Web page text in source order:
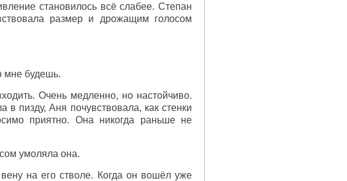
становилось всё слабее. Степан
размер и дрожащим голосом
мне будешь.
Очень медленно, но настойчиво.
в пизду, Аня почувствовала, как стенки
приятно. Она никогда раньше не
умоляла она.
на его стволе. Когда он вошёл уже